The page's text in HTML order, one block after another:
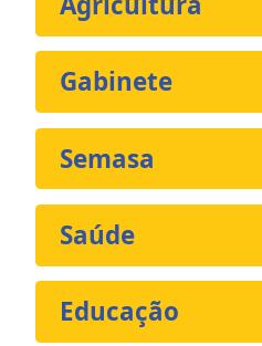
Gabinete
Semasa
Saúde
Educação